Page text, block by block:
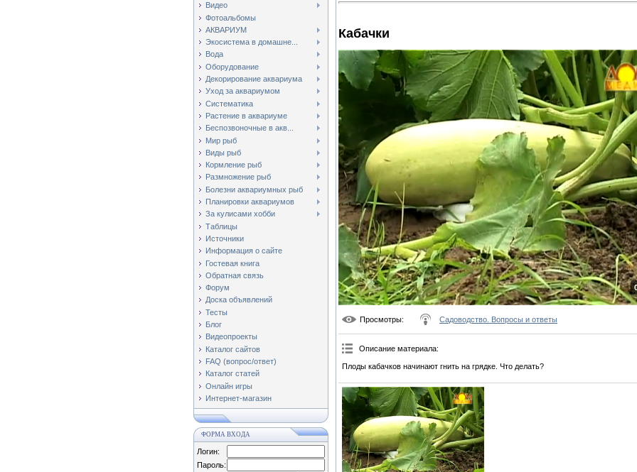
Видео
Фотоальбомы
АКВАРИУМ
Экосистема в домашне...
Вода
Оборудование
Декорирование аквариума
Уход за аквариумом
Систематика
Растение в аквариуме
Беспозвоночные в акв...
Мир рыб
Виды рыб
Кормление рыб
Размножение рыб
Болезни аквариумных рыб
Планировки аквариумов
За кулисами хобби
Таблицы
Источники
Информация о сайте
Гостевая книга
Обратная связь
Форум
Доска объявлений
Тесты
Блог
Видеопроекты
Каталог сайтов
FAQ (вопрос/ответ)
Каталог статей
Онлайн игры
Интернет-магазин
ФОРМА ВХОДА
Логин:
Пароль:
Кабачки
Просмотры: Садоводство. Вопросы и ответы
Описание материала:
Плоды кабачков начинают гнить на грядке. Что делать?